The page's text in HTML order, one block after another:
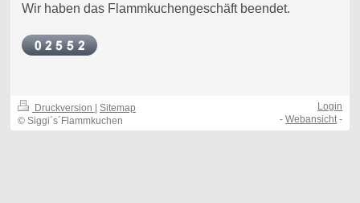
Wir haben das Flammkuchengeschäft beendet.
Druckversion | Sitemap
© Siggi´s´Flammkuchen
Login
-Webansicht -